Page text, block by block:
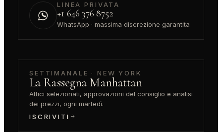
LINEA PRIVATA
+1 646 376 8752
WhatsApp · massima discrezione garantita
SETTIMANALE · NEW YORK
La Rassegna Manhattan
Attici selezionati, approvazioni del consiglio e analisi
dei prezzi, ogni martedì.
ISCRIVITI